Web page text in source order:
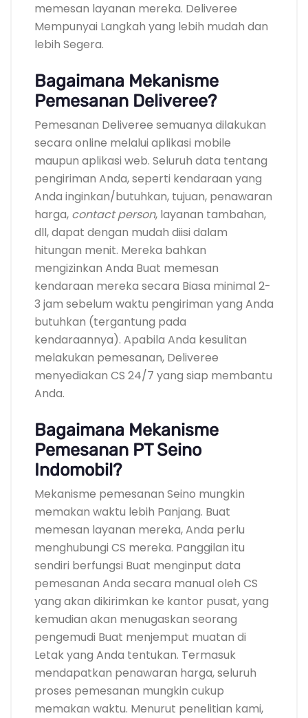
memesan layanan mereka. Deliveree
Mempunyai Langkah yang lebih mudah dan
lebih Segera.
Bagaimana Mekanisme
Pemesanan Deliveree?
Pemesanan Deliveree semuanya dilakukan
secara online melalui aplikasi mobile
maupun aplikasi web. Seluruh data tentang
pengiriman Anda, seperti kendaraan yang
Anda inginkan/butuhkan, tujuan, penawaran
harga, contact person, layanan tambahan,
dll, dapat dengan mudah diisi dalam
hitungan menit. Mereka bahkan
mengizinkan Anda Buat memesan
kendaraan mereka secara Biasa minimal 2-
3 jam sebelum waktu pengiriman yang Anda
butuhkan (tergantung pada
kendaraannya). Apabila Anda kesulitan
melakukan pemesanan, Deliveree
menyediakan CS 24/7 yang siap membantu
Anda.
Bagaimana Mekanisme
Pemesanan PT Seino
Indomobil?
Mekanisme pemesanan Seino mungkin
memakan waktu lebih Panjang. Buat
memesan layanan mereka, Anda perlu
menghubungi CS mereka. Panggilan itu
sendiri berfungsi Buat menginput data
pemesanan Anda secara manual oleh CS
yang akan dikirimkan ke kantor pusat, yang
kemudian akan menugaskan seorang
pengemudi Buat menjemput muatan di
Letak yang Anda tentukan. Termasuk
mendapatkan penawaran harga, seluruh
proses pemesanan mungkin cukup
memakan waktu. Menurut penelitian kami,